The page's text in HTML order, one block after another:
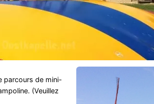
parcours de mini-
(Veuillez